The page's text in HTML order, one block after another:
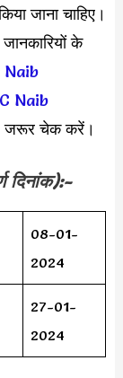
जाना चाहिए।
के
Naib
Naib
चेक करें।
दिनांक):-
08-01-
2024
27-01-
2024